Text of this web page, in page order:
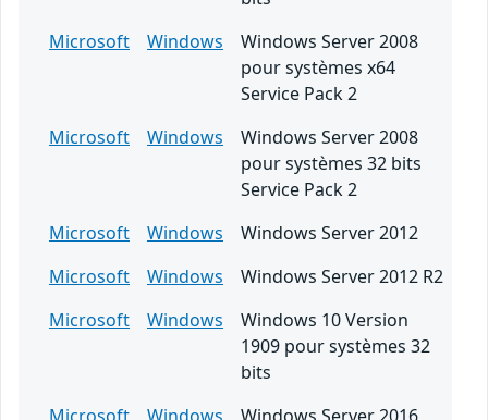
Microsoft
Windows
Windows Server 2008
pour systèmes x64
Service Pack 2
Microsoft
Windows
Windows Server 2008
pour systèmes 32 bits
Service Pack 2
Microsoft
Windows
Windows Server 2012
Microsoft
Windows
Windows Server 2012 R2
Microsoft
Windows
Windows 10 Version
1909 pour systèmes 32
bits